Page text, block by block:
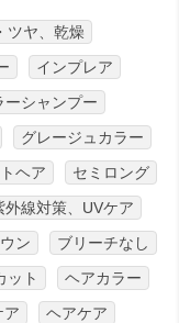
ツヤ、乾燥
インプレア
ーシャンプー
グレージュカラー
ヘア
セミロング
外線対策、UVケア
ン
ブリーチなし
ット
ヘアカラー
ア
ヘアケア